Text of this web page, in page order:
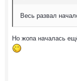
Весь развал
Но жопа началась